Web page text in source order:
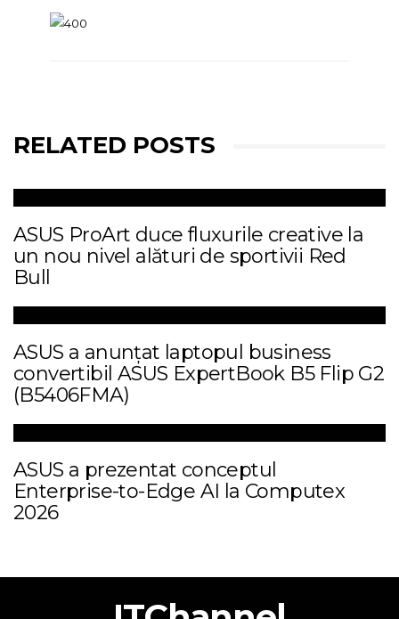
RELATED POSTS
ASUS ProArt duce fluxurile creative la
un nou nivel alături de sportivii Red
Bull
ASUS a anunțat laptopul business
convertibil ASUS ExpertBook B5 Flip G2
(B5406FMA)
ASUS a prezentat conceptul
Enterprise-to-Edge AI la Computex
2026